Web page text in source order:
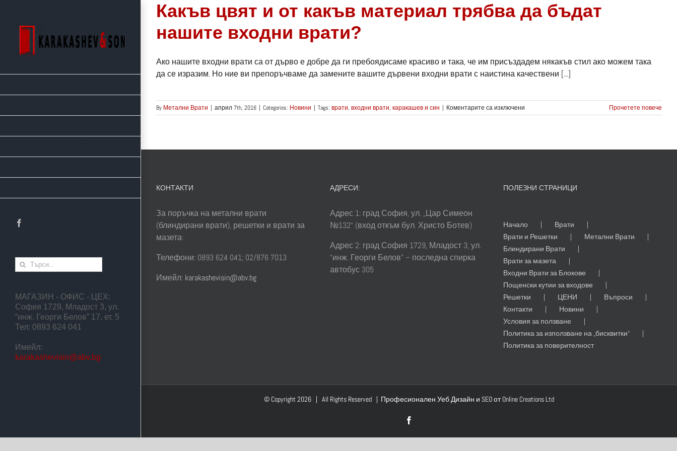
content
МАГАЗИН - ОФИС - ЦЕХ:
София 1729, Младост 3, ул.
“инж. Георги Белов” 17, ет. 5
Тел: 0893 624 041
Имейл:
karakashevisin@abv.bg
Търсене
...
Какъв цвят и от какъв материал трябва да бъдат
нашите входни врати?
Ако нашите входни врати са от дърво е добре да ги пребоядисаме красиво и така, че им присъздадем някакъв стил ако можем така
да се изразим. Но ние ви препоръчваме да замените вашите дървени входни врати с наистина качествени [...]
By Метални Врати | април 7th, 2016 | Categories: Новини | Tags: врати, входни врати, каракашев и син | Коментарите са изключени
Какъв
бъдат
Прочетете повече
КОНТАКТИ
За поръчка на метални врати
(блиндирани врати), решетки и врати за
мазета:
Телефони: 0893 624 041; 02/876 7013
Имейл: karakashevisin@abv.bg
АДРЕСИ:
Адрес 1: град София, ул. „Цар Симеон
№132“ (вход откъм бул. Христо Ботев)
Адрес 2: град София 1729, Младост 3, ул.
“инж. Георги Белов” – последна спирка
автобус 305
ПОЛЕЗНИ СТРАНИЦИ
Начало
Врати
Врати и Решетки
Метални Врати
Блиндирани Врати
Врати за мазета
Входни Врати за Блокове
Пощенски кутии за входове
Решетки
ЦЕНИ
Въпроси
Контакти
Новини
Условия за ползване
Политика за използване на „бисквитки“
Политика за поверителност
© Copyright2026 | All Rights Reserved | Професионален Уеб Дизайн и SEOот Online Creations Ltd